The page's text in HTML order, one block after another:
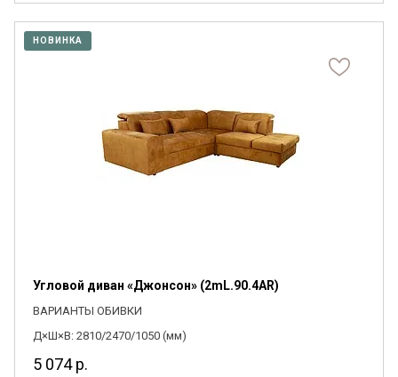
НОВИНКА
Угловой диван «Джонсон» (2mL.90.4AR)
ВАРИАНТЫ ОБИВКИ
Д×Ш×В: 2810/2470/1050 (мм)
5 074р.